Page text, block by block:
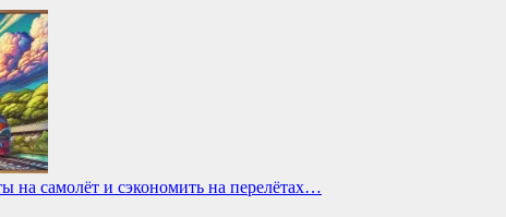
на самолёт и сэкономить на перелётах…